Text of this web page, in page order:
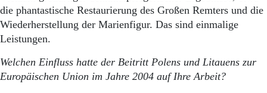
die phantastische Restaurierung des Großen Remters und die
Wiederherstellung der Marienfigur. Das sind einmalige
Leistungen.
Welchen Einfluss hatte der Beitritt Polens und Litauens zur
Europäischen Union im Jahre 2004 auf Ihre Arbeit?